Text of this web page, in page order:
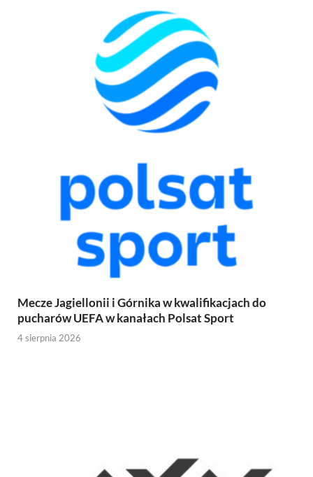
Mecze Jagiellonii i Górnika w kwalifikacjach do
pucharów UEFA w kanałach Polsat Sport
4 sierpnia 2026